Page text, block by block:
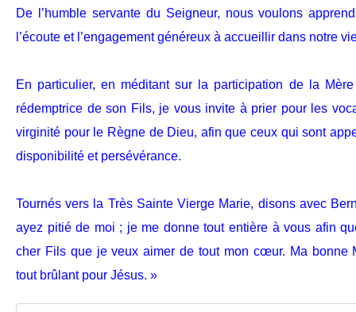
De l’humble servante du Seigneur, nous voulons
l’écoute et l’engagement généreux à accueillir dans notre
En particulier, en méditant sur la participation de la
rédemptrice de son Fils, je vous invite à prier pour les
virginité pour le Règne de Dieu, afin que ceux qui sont
disponibilité et persévérance.
Tournés vers la Très Sainte Vierge Marie, disons avec
ayez pitié de moi ; je me donne tout entière à vous afin
cher Fils que je veux aimer de tout mon cœur. Ma bonne
tout brûlant pour Jésus. »